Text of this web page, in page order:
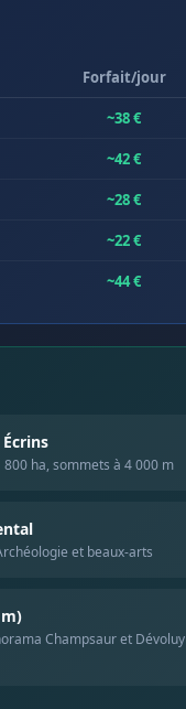
Forfait/jour
~38 €
~42 €
~28 €
~22 €
~44 €
ha, sommets à 4 000 m
et beaux-arts
Champsaur et Dévoluy